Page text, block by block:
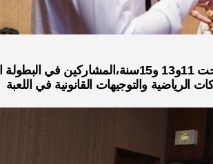
أقيمت مساء أمس محاضرة تعريفية للاعبي ولاعبات المنتخب السعودي
والتوجيهات القانونية في اللعبة